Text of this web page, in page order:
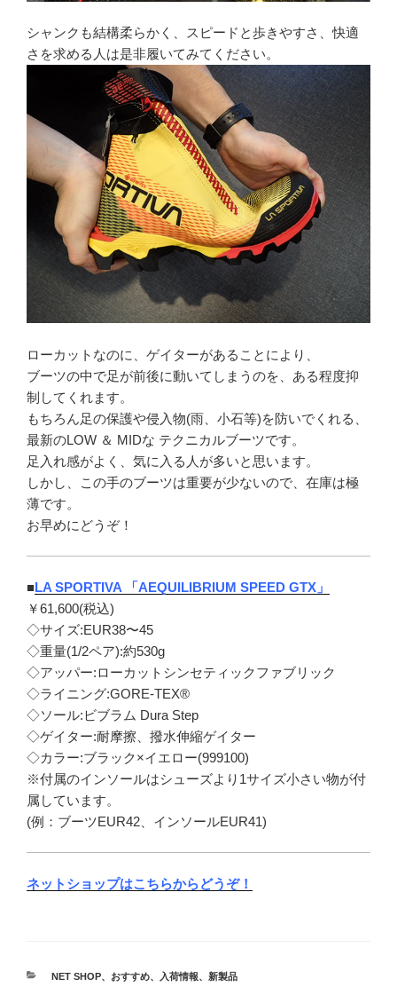
シャンクも結構柔らかく、スピードと歩きやすさ、快適
さを求める人は是非履いてみてください。
ローカットなのに、ゲイターがあることにより、
ブーツの中で足が前後に動いてしまうのを、ある程度抑
制してくれます。
もちろん足の保護や侵入物(雨、小石等)を防いでくれる、
最新のLOW ＆ MIDな テクニカルブーツです。
足入れ感がよく、気に入る人が多いと思います。
しかし、この手のブーツは重要が少ないので、在庫は極
薄です。
お早めにどうぞ！
■LA SPORTIVA 「AEQUILIBRIUM SPEED GTX」
￥61,600(税込)
◇サイズ:EUR38〜45
◇重量(1/2ペア):約530g
◇アッパー:ローカットシンセティックファブリック
◇ライニング:GORE-TEX®
◇ソール:ビブラム Dura Step
◇ゲイター:耐摩擦、撥水伸縮ゲイター
◇カラー:ブラック×イエロー(999100)
※付属のインソールはシューズより1サイズ小さい物が付
属しています。
(例：ブーツEUR42、インソールEUR41)
ネットショップはこちらからどうぞ！
カ
NET SHOP、 おすすめ、 入荷情報、 新製品